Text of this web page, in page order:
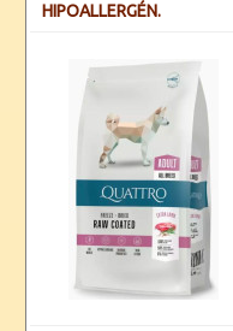
HIPOALLERGÉN.